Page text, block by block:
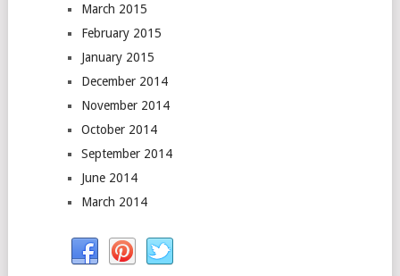
March 2015
February 2015
January 2015
December 2014
November 2014
October 2014
September 2014
June 2014
March 2014